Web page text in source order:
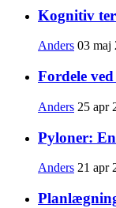
Kognitiv
Anders 03 maj
Fordele
Anders 25 apr
Pyloner:
Anders 21 apr